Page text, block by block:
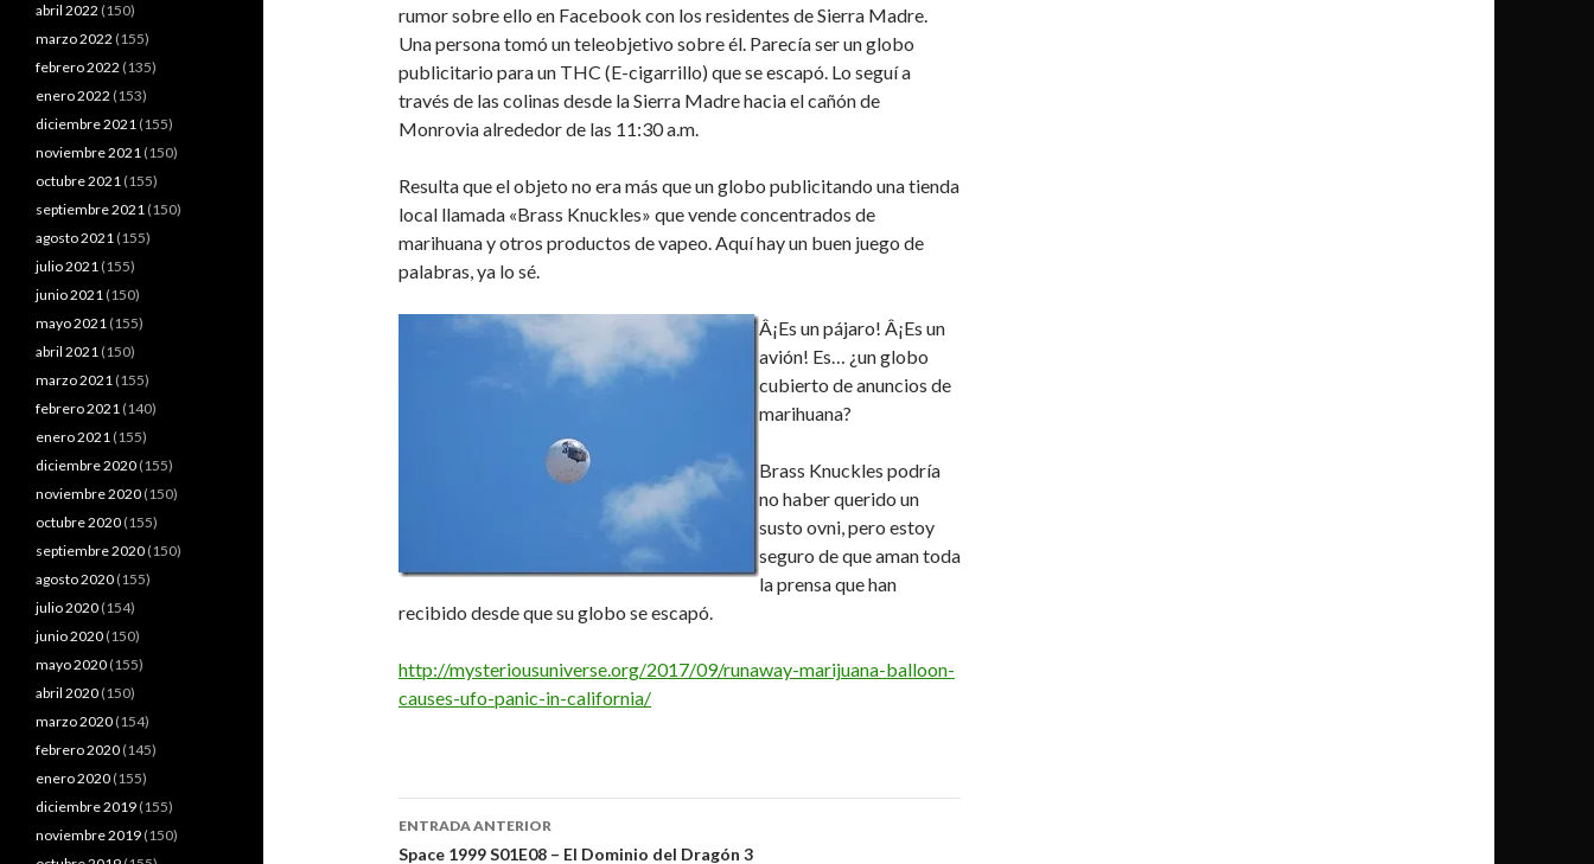
rumor sobre ello en Facebook con los residentes de Sierra Madre.
Una persona tomó un teleobjetivo sobre él. Parecía ser un globo
publicitario para un THC (E-cigarrillo) que se escapó. Lo seguí a
través de las colinas desde la Sierra Madre hacia el cañón de
Monrovia alrededor de las 11:30 a.m.
Resulta que el objeto no era más que un globo publicitando una tienda
local llamada «Brass Knuckles» que vende concentrados de
marihuana y otros productos de vapeo. Aquí hay un buen juego de
palabras, ya lo sé.
Â¡Es un pájaro! Â¡Es un
avión! Es… ¿un globo
cubierto de anuncios de
marihuana?
Brass Knuckles podría
no haber querido un
susto ovni, pero estoy
seguro de que aman toda
la prensa que han
recibido desde que su globo se escapó.
http://mysteriousuniverse.org/2017/09/runaway-marijuana-balloon-
causes-ufo-panic-in-california/
Navegación
ENTRADA ANTERIOR
Space 1999 S01E08 – El Dominio del Dragón 3
abril 2022 (150)
marzo 2022 (155)
febrero 2022 (135)
enero 2022 (153)
diciembre 2021 (155)
noviembre 2021 (150)
octubre 2021 (155)
septiembre 2021 (150)
agosto 2021 (155)
julio 2021 (155)
junio 2021 (150)
mayo 2021 (155)
abril 2021 (150)
marzo 2021 (155)
febrero 2021 (140)
enero 2021 (155)
diciembre 2020 (155)
noviembre 2020 (150)
octubre 2020 (155)
septiembre 2020 (150)
agosto 2020 (155)
julio 2020 (154)
junio 2020 (150)
mayo 2020 (155)
abril 2020 (150)
marzo 2020 (154)
febrero 2020 (145)
enero 2020 (155)
diciembre 2019 (155)
noviembre 2019 (150)